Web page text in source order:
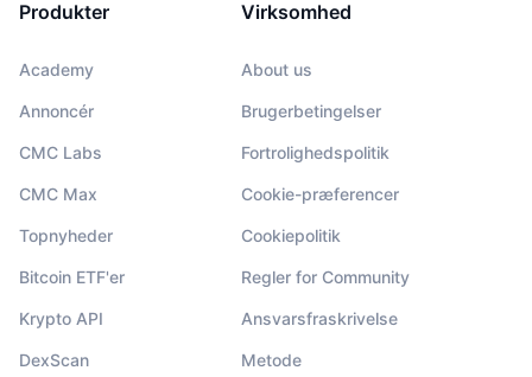
Produkter
Academy
Annoncér
CMC Labs
CMC Max
Topnyheder
Bitcoin ETF'er
Krypto API
DexScan
Virksomhed
About us
Brugerbetingelser
Fortrolighedspolitik
Cookie-præferencer
Cookiepolitik
Regler for Community
Ansvarsfraskrivelse
Metode